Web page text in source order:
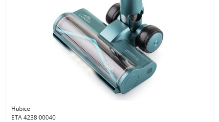
Hubice
ETA 4238 00040